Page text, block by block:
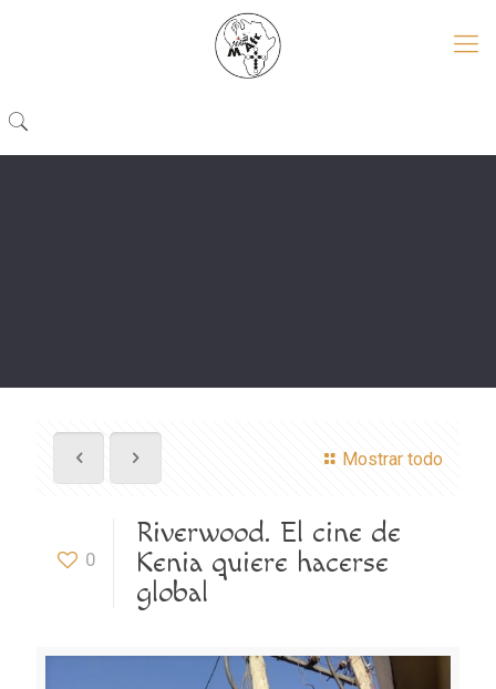
Mostrar todo
0
Riverwood. El cine de
Kenia quiere hacerse
global